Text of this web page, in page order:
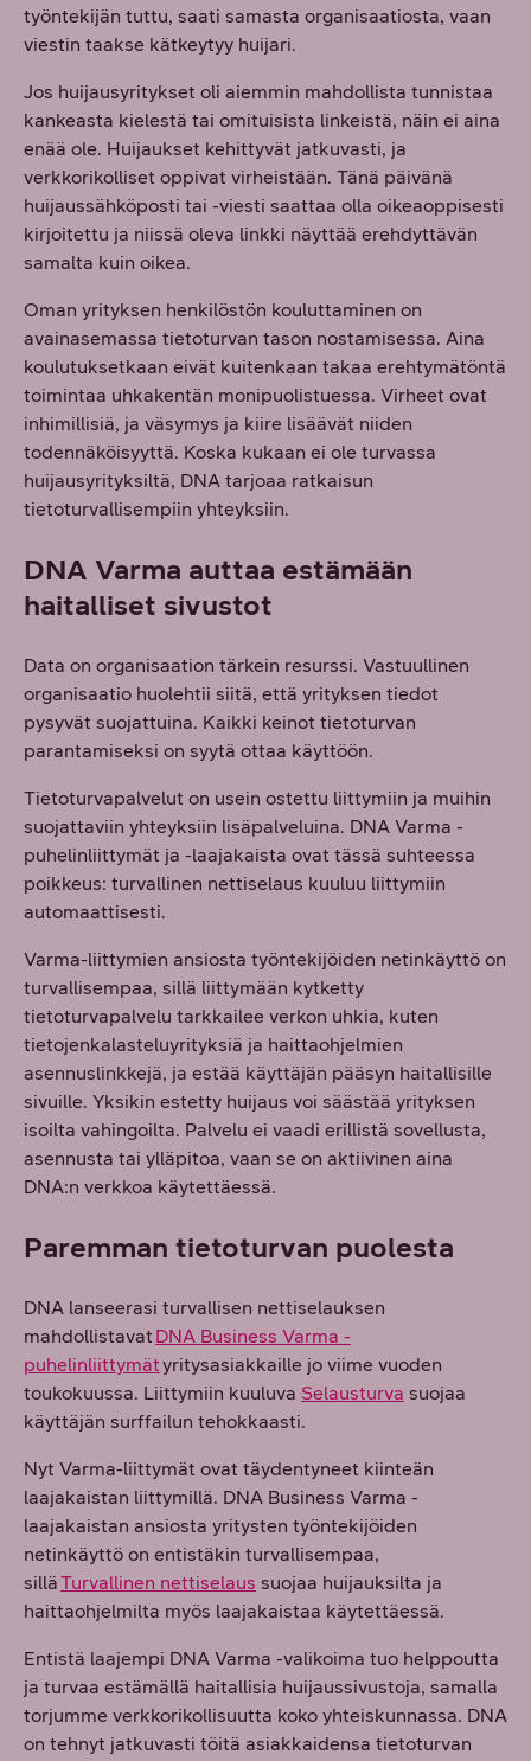
työntekijän tuttu, saati samasta organisaatiosta, vaan
viestin taakse kätkeytyy huijari.
Jos huijausyritykset oli aiemmin mahdollista tunnistaa
kankeasta kielestä tai omituisista linkeistä, näin ei aina
enää ole. Huijaukset kehittyvät jatkuvasti, ja
verkkorikolliset oppivat virheistään. Tänä päivänä
huijaussähköposti tai -viesti saattaa olla oikeaoppisesti
kirjoitettu ja niissä oleva linkki näyttää erehdyttävän
samalta kuin oikea.
Oman yrityksen henkilöstön kouluttaminen on
avainasemassa tietoturvan tason nostamisessa. Aina
koulutuksetkaan eivät kuitenkaan takaa erehtymätöntä
toimintaa uhkakentän monipuolistuessa. Virheet ovat
inhimillisiä, ja väsymys ja kiire lisäävät niiden
todennäköisyyttä. Koska kukaan ei ole turvassa
huijausyrityksiltä, DNA tarjoaa ratkaisun
tietoturvallisempiin yhteyksiin.
DNA Varma auttaa estämään
haitalliset sivustot
Data on organisaation tärkein resurssi. Vastuullinen
organisaatio huolehtii siitä, että yrityksen tiedot
pysyvät suojattuina. Kaikki keinot tietoturvan
parantamiseksi on syytä ottaa käyttöön.
Tietoturvapalvelut on usein ostettu liittymiin ja muihin
suojattaviin yhteyksiin lisäpalveluina. DNA Varma -
puhelinliittymät ja -laajakaista ovat tässä suhteessa
poikkeus: turvallinen nettiselaus kuuluu liittymiin
automaattisesti.
Varma-liittymien ansiosta työntekijöiden netinkäyttö on
turvallisempaa, sillä liittymään kytketty
tietoturvapalvelu tarkkailee verkon uhkia, kuten
tietojenkalasteluyrityksiä ja haittaohjelmien
asennuslinkkejä, ja estää käyttäjän pääsyn haitallisille
sivuille. Yksikin estetty huijaus voi säästää yrityksen
isoilta vahingoilta. Palvelu ei vaadi erillistä sovellusta,
asennusta tai ylläpitoa, vaan se on aktiivinen aina
DNA:n verkkoa käytettäessä.
Paremman tietoturvan puolesta
DNA lanseerasi turvallisen nettiselauksen
mahdollistavat DNA Business Varma -
puhelinliittymätyritysasiakkaille jo viime vuoden
toukokuussa. Liittymiin kuuluva Selausturva suojaa
käyttäjän surffailun tehokkaasti.
Nyt Varma-liittymät ovat täydentyneet kiinteän
laajakaistan liittymillä. DNA Business Varma -
laajakaistan ansiosta yritysten työntekijöiden
netinkäyttö on entistäkin turvallisempaa,
silläTurvallinen nettiselaus suojaa huijauksilta ja
haittaohjelmilta myös laajakaistaa käytettäessä.
Entistä laajempi DNA Varma -valikoima tuo helppoutta
ja turvaa estämällä haitallisia huijaussivustoja, samalla
torjumme verkkorikollisuutta koko yhteiskunnassa. DNA
on tehnyt jatkuvasti töitä asiakkaidensa tietoturvan